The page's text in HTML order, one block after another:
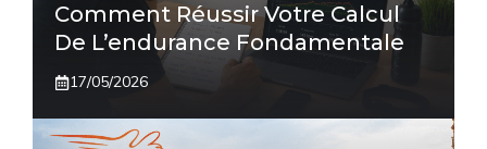
Comment Réussir Votre Calcul
De L’endurance Fondamentale
17/05/2026